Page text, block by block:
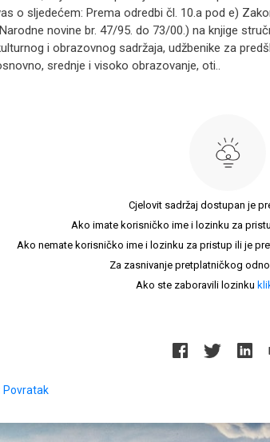
o sljedećem: Prema odredbi čl. 10.a pod e)
novine br. 47/95. do 73/00.) na knjige
i obrazovnog sadržaja, udžbenike za
srednje i visoko obrazovanje, oti..
Cjelovit sadržaj dostupan je
Ako imate korisničko ime i lozinku za
Ako nemate korisničko ime i lozinku za pristup ili je
Za zasnivanje pretplatničkog
Ako ste zaboravili lozinku
Povratak